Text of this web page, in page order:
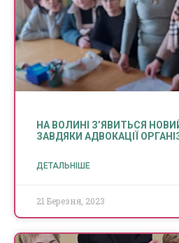
НА ВОЛИНІ З’ЯВИТЬСЯ
ЗАВДЯКИ АДВОКАЦІЇ
ДЕТАЛЬНІШЕ
21 Березня, 2023